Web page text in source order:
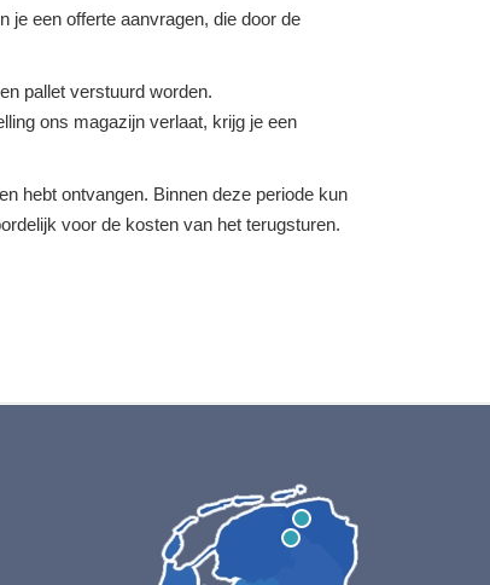
je een offerte aanvragen, die door de
pallet verstuurd worden.
ons magazijn verlaat, krijg je een
hebt ontvangen. Binnen deze periode kun
voor de kosten van het terugsturen.